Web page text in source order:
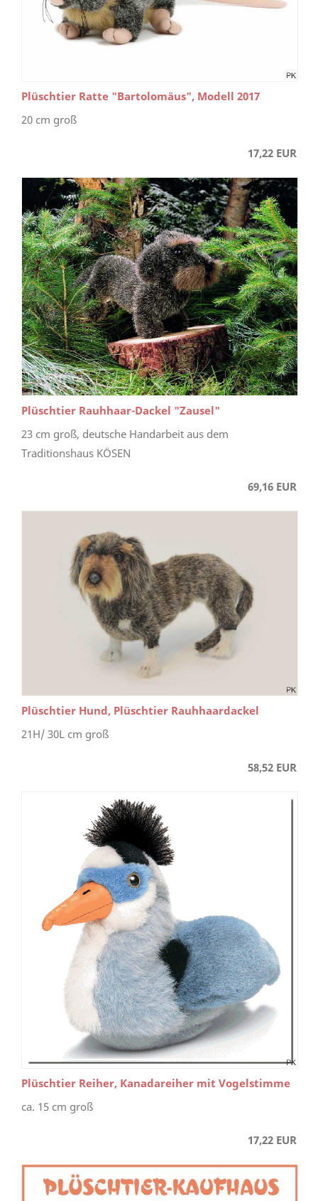
Plüschtier Ratte "Bartolomäus", Modell 2017
20 cm groß
17,22 EUR
Plüschtier Rauhhaar-Dackel "Zausel"
23 cm groß, deutsche Handarbeit aus dem
Traditionshaus KÖSEN
69,16 EUR
Plüschtier Hund, Plüschtier Rauhhaardackel
21H/ 30L cm groß
58,52 EUR
Plüschtier Reiher, Kanadareiher mit Vogelstimme
ca. 15 cm groß
17,22 EUR